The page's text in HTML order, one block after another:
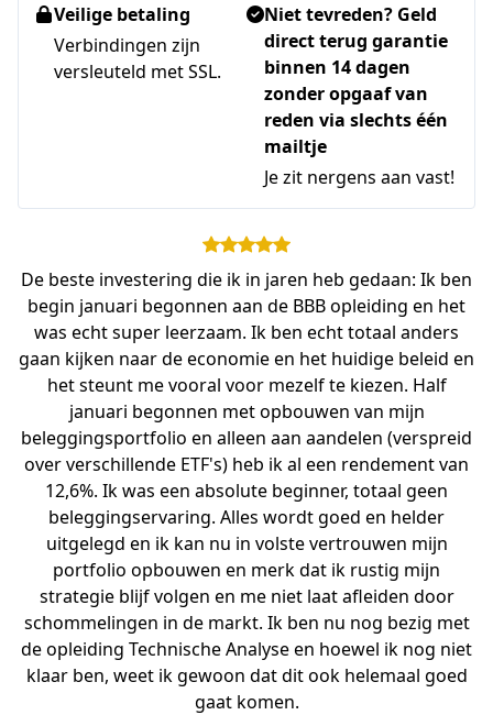
Veilige betaling
Verbindingen zijn
versleuteld met SSL.
Niet tevreden? Geld
direct terug garantie
binnen 14 dagen
zonder opgaaf van
reden via slechts één
mailtje
Je zit nergens aan vast!
De beste investering die ik in jaren heb gedaan: Ik ben
begin januari begonnen aan de BBB opleiding en het
was echt super leerzaam. Ik ben echt totaal anders
gaan kijken naar de economie en het huidige beleid en
het steunt me vooral voor mezelf te kiezen. Half
januari begonnen met opbouwen van mijn
beleggingsportfolio en alleen aan aandelen (verspreid
over verschillende ETF's) heb ik al een rendement van
12,6%. Ik was een absolute beginner, totaal geen
beleggingservaring. Alles wordt goed en helder
uitgelegd en ik kan nu in volste vertrouwen mijn
portfolio opbouwen en merk dat ik rustig mijn
strategie blijf volgen en me niet laat afleiden door
schommelingen in de markt. Ik ben nu nog bezig met
de opleiding Technische Analyse en hoewel ik nog niet
klaar ben, weet ik gewoon dat dit ook helemaal goed
gaat komen.